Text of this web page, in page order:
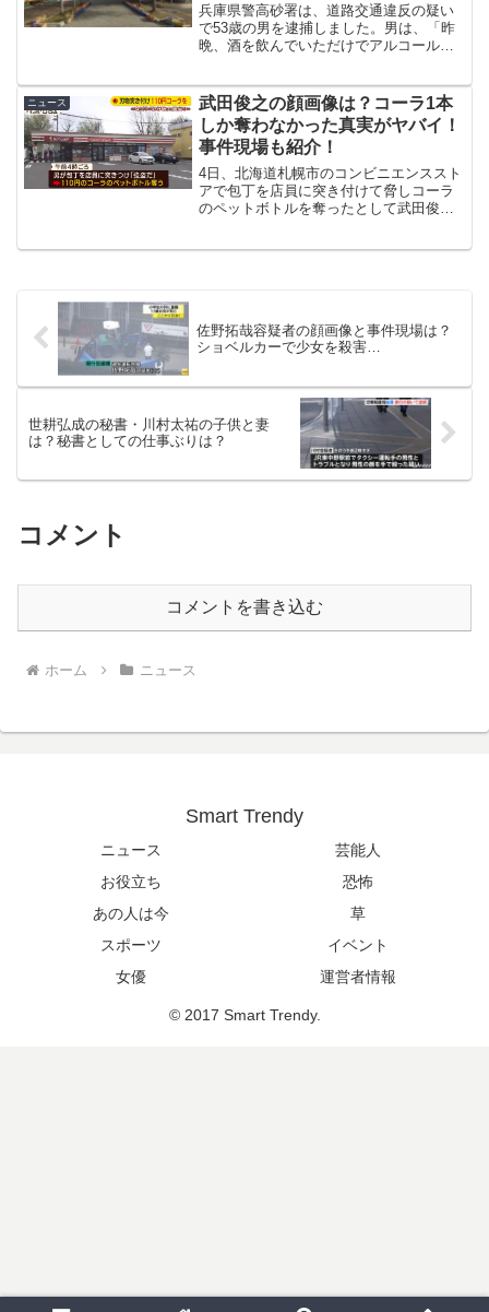
兵庫県警高砂署は、道路交通違反の疑い
で53歳の男を逮捕しました。男は、「昨
晩、酒を飲んでいただけでアルコールが
れたのは、兵庫県の加古川市立西神吉小
学校の教頭 野田和裕容...
ニュース
武田俊之の顔画像は？コーラ1本
しか奪わなかった真実がヤバイ！
事件現場も紹介！
4日、北海道札幌市のコンビニエンススト
アで包丁を店員に突き付けて脅しコーラ
のペットボトルを奪ったとして武田俊之
佐野拓哉容疑者の顔画像と事件現場は？
ショベルカーで少女を殺害…
世耕弘成の秘書・川村太祐の子供と妻
は？秘書としての仕事ぶりは？
コメント
コメントを書き込む
ホーム ニュース
Smart Trendy
ニュース
芸能人
お役立ち
恐怖
あの人は今
草
スポーツ
イベント
女優
運営者情報
© 2017 Smart Trendy.